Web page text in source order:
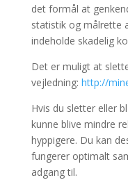
det formål at
statistik og målrette
indeholde skadelig
Det er muligt at
vejledning: http://
Hvis du sletter eller
kunne blive mindre
hyppigere. Du kan
fungerer optimalt
adgang til.